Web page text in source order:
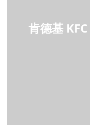
肯德基 KFC